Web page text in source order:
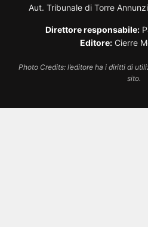
Aut. Tribunale di Torre
Direttore responsabile:
Editore: Cierre
Photo Credits: l’editore ha i diritti di
sito.